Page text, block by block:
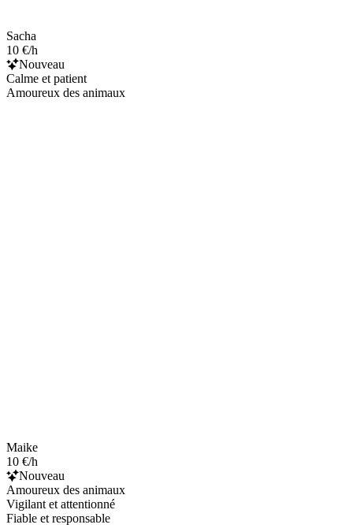
Sacha
10 €/h
Nouveau
Calme et patient
Amoureux des animaux
Maike
10 €/h
Nouveau
Amoureux des animaux
Vigilant et attentionné
Fiable et responsable